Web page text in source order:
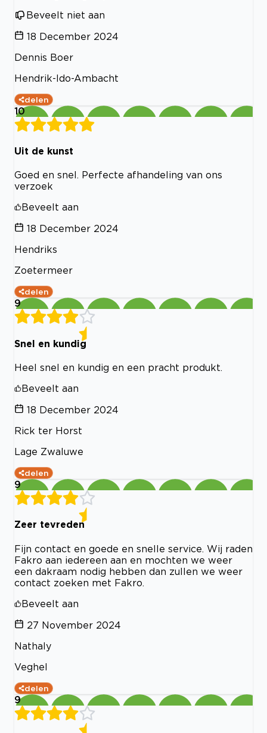
Beveelt niet aan
18 December 2024
Dennis Boer
Hendrik-Ido-Ambacht
delen
10
Uit de kunst
Goed en snel. Perfecte afhandeling van ons
verzoek
Beveelt aan
18 December 2024
Hendriks
Zoetermeer
delen
9
Snel en kundig
Heel snel en kundig en een pracht produkt.
Beveelt aan
18 December 2024
Rick ter Horst
Lage Zwaluwe
delen
9
Zeer tevreden
Fijn contact en goede en snelle service. Wij raden
Fakro aan iedereen aan en mochten we weer
een dakraam nodig hebben dan zullen we weer
contact zoeken met Fakro.
Beveelt aan
27 November 2024
Nathaly
Veghel
delen
9